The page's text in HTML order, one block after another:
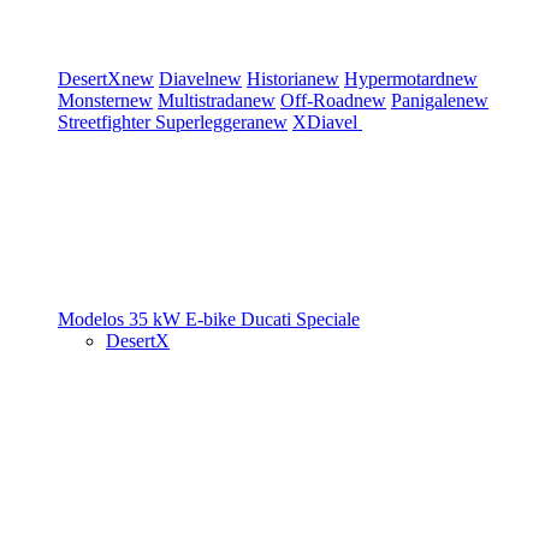
DesertXnew Diavelnew Historianew Hypermotardnew
Monsternew Multistradanew Off-Roadnew Panigalenew
Streetfighter Superleggeranew XDiavel
Modelos 35 kW E-bike Ducati Speciale
DesertX